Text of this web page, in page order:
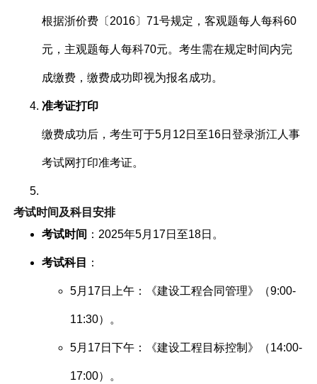
根据浙价费〔2016〕71号规定，客观题每人每科60
元，主观题每人每科70元。考生需在规定时间内完
成缴费，缴费成功即视为报名成功。
准考证打印
缴费成功后，考生可于5月12日至16日登录浙江人事
考试网打印准考证。
考试时间及科目安排
考试时间 ：2025年5月17日至18日。
考试科目 ：
5月17日上午：《建设工程合同管理》（9:00-
11:30）。
5月17日下午：《建设工程目标控制》（14:00-
17:00）。